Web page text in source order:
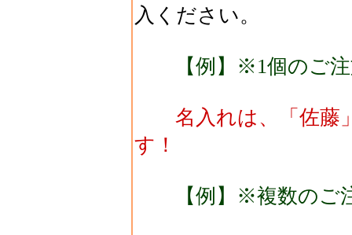
入ください。
【例】※1個のご注
名入れは、「佐藤
す！
【例】※複数のご